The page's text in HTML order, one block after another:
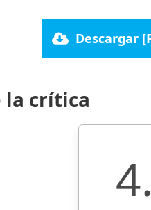
Descargar
la crítica